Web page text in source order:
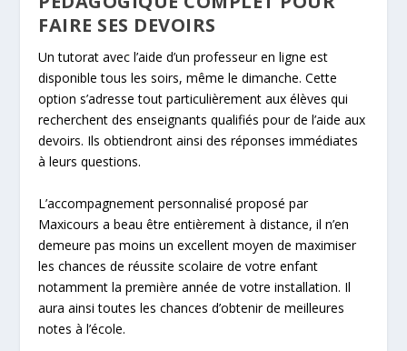
FAIRE SES DEVOIRS
Un tutorat avec l’aide d’un professeur en ligne est
disponible tous les soirs, même le dimanche. Cette
option s’adresse tout particulièrement aux élèves qui
recherchent des enseignants qualifiés pour de l’aide aux
devoirs. Ils obtiendront ainsi des réponses immédiates
à leurs questions.
L’accompagnement personnalisé proposé par
Maxicours a beau être entièrement à distance, il n’en
demeure pas moins un excellent moyen de maximiser
les chances de réussite scolaire de votre enfant
notamment la première année de votre installation. Il
aura ainsi toutes les chances d’obtenir de meilleures
notes à l’école.